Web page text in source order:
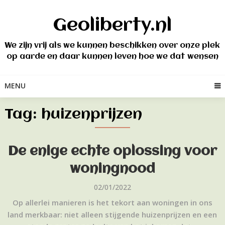
Geoliberty.nl
We zijn vrij als we kunnen beschikken over onze plek
op aarde en daar kunnen leven hoe we dat wensen
MENU
Tag: huizenprijzen
De enige echte oplossing voor
woningnood
02/01/2022
Op allerlei manieren is het tekort aan woningen in ons
land merkbaar: niet alleen stijgende huizenprijzen en een